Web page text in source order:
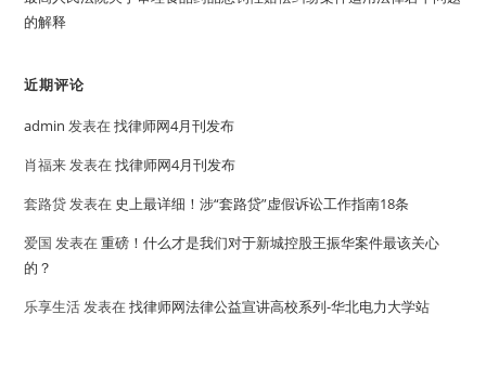
的解释
近期评论
admin 发表在找律师网4月刊发布
肖福来发表在找律师网4月刊发布
套路贷发表在 史上最详细！涉“套路贷”虚假诉讼工作指南18条
爱国 发表在重磅！什么才是我们对于新城控股王振华案件最该关心
的？
乐享生活发表在找律师网法律公益宣讲高校系列-华北电力大学站